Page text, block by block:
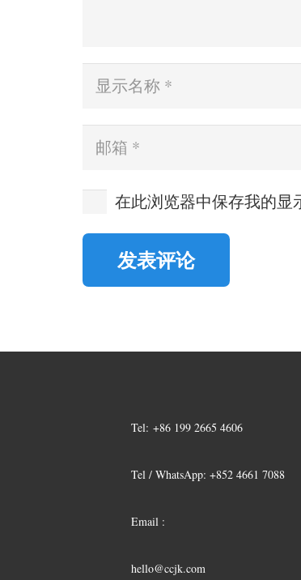
在此浏览器中保存我的显
发表评论
Tel: +86 199 2665 4606
Tel / WhatsApp: +852 4661 7088
Email :
hello@ccjk.com